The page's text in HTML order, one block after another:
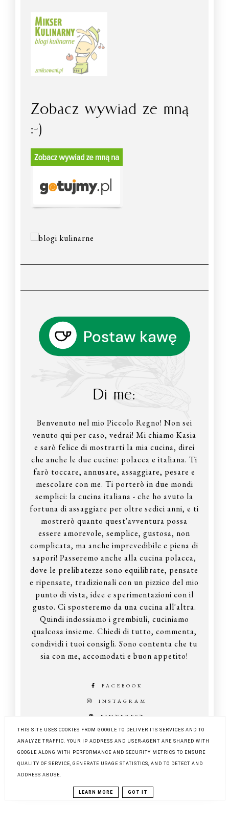
Zobacz wywiad ze mną
:-)
Di me:
Benvenuto nel mio Piccolo Regno! Non sei
venuto qui per caso, vedrai! Mi chiamo Kasia
e sarò felice di mostrarti la mia cucina, direi
che anche le due cucine: polacca e italiana. Ti
farò toccare, annusare, assaggiare, pesare e
mescolare con me. Ti porterò in due mondi
semplici: la cucina italiana - che ho avuto la
fortuna di assaggiare per oltre sedici anni, e ti
mostrerò quanto quest'avventura possa
essere amorevole, semplice, gustosa, non
complicata, ma anche imprevedibile e piena di
sapori! Passeremo anche alla cucina polacca,
dove le prelibatezze sono equilibrate, pensate
e ripensate, tradizionali con un pizzico del mio
punto di vista, idee e sperimentazioni con il
gusto. Ci sposteremo da una cucina all'altra.
Quindi indossiamo i grembiuli, cuciniamo
qualcosa insieme. Chiedi di tutto, commenta,
condividi i tuoi consigli. Sono contenta che tu
sia con me, accomodati e buon appetito!
FACEBOOK
INSTAGRAM
PINTEREST
BLOG DESIGN: KAROGRAFIA.PL
THIS SITE USES COOKIES FROM GOOGLE TO DELIVER ITS SERVICES AND TO
ANALYZE TRAFFIC. YOUR IP ADDRESS AND USER-AGENT ARE SHARED WITH
GOOGLE ALONG WITH PERFORMANCE AND SECURITY METRICS TO ENSURE
QUALITY OF SERVICE, GENERATE USAGE STATISTICS, AND TO DETECT AND
ADDRESS ABUSE.
LEARN MORE GOT IT